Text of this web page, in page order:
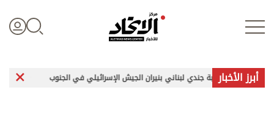
أبرز الأخبار
إصابة جندي لبناني بنيران الجيش الإسرائيلي في الجنوب تبادل